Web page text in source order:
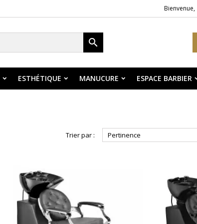
Bienvenue,

ESTHÉTIQUE MANUCURE ESPACE BARBIER
Trier par : Pertinence